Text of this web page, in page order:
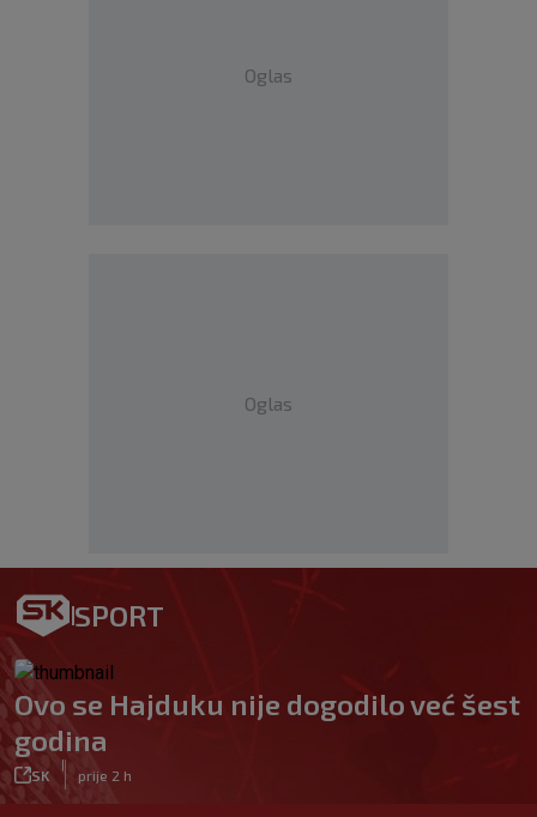
Oglas
Oglas
SPORT
Ovo se Hajduku nije dogodilo već šest
godina
SK prije 2 h